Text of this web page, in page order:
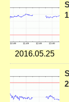
2016.05.25